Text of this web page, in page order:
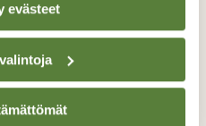
evästeet
Library